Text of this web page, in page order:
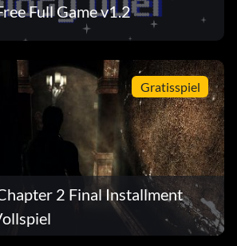
Full Game v1.2
Gratisspiel
2 Final Installment